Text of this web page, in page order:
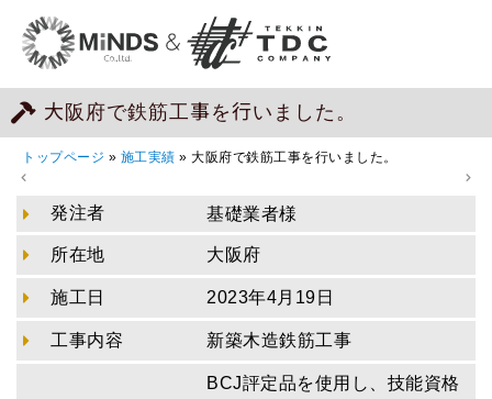
大阪府で鉄筋工事を行いました。
トップページ » 施工実績 » 大阪府で鉄筋工事を行いました。
発注者 基礎業者様
所在地 大阪府
施工日 2023年4月19日
工事内容 新築木造鉄筋工事
BCJ評定品を使用し、技能資格